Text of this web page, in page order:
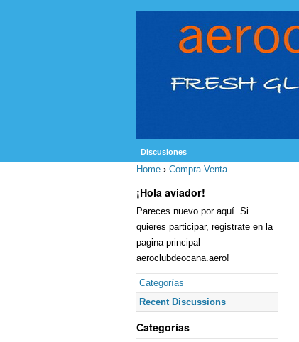
Discusiones
Home › Compra-Venta
¡Hola aviador!
Pareces nuevo por aquí. Si
quieres participar, registrate en la
pagina principal
aeroclubdeocana.aero!
Categorías
Recent Discussions
Categorías